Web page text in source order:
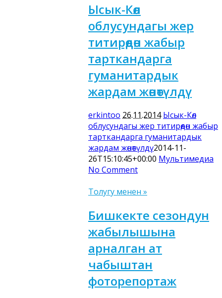
Ысык-Көл
облусундагы жер
титирөөдөн жабыр
тарткандарга
гуманитардык
жардам жөнөтүлдү
erkintoo 26.11.2014 Ысык-Көл
облусундагы жер титирөөдөн жабыр
тарткандарга гуманитардык
жардам жөнөтүлдү2014-11-
26T15:10:45+00:00 Мультимедиа
No Comment
Толугу менен »
Бишкекте сезондун
жабылышына
арналган ат
чабыштан
фоторепортаж